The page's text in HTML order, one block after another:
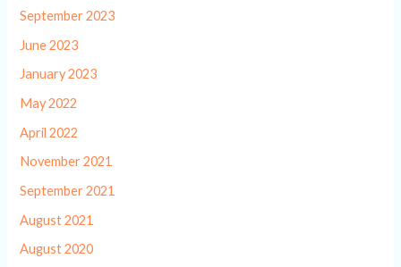
September 2023
June 2023
January 2023
May 2022
April 2022
November 2021
September 2021
August 2021
August 2020